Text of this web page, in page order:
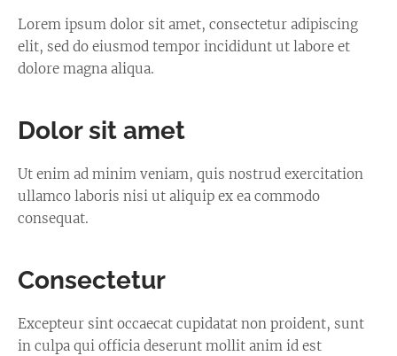
Lorem ipsum dolor sit amet, consectetur adipiscing
elit, sed do eiusmod tempor incididunt ut labore et
dolore magna aliqua.
Dolor sit amet
Ut enim ad minim veniam, quis nostrud exercitation
ullamco laboris nisi ut aliquip ex ea commodo
consequat.
Consectetur
Excepteur sint occaecat cupidatat non proident, sunt
in culpa qui officia deserunt mollit anim id est